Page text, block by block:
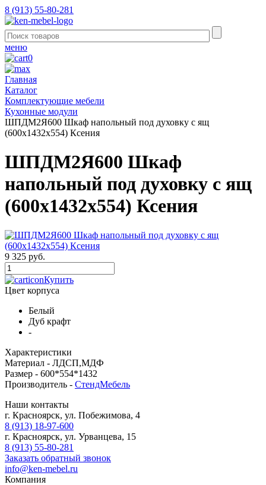
8 (913) 55-80-281
меню
0
Главная
Каталог
Комплектующие мебели
Кухонные модули
ШПДМ2Я600 Шкаф напольный под духовку с ящ
(600х1432х554) Ксения
ШПДМ2Я600 Шкаф
напольный под духовку с ящ
(600х1432х554) Ксения
9 325 руб.
Купить
Цвет корпуса
Белый
Дуб крафт
-
Характеристики
Материал - ЛДСП,МДФ
Размер - 600*554*1432
Производитель - СтендМебель
Наши контакты
г. Красноярск, ул. Побежимова, 4
8 (913) 18-97-600
г. Красноярск, ул. Урванцева, 15
8 (913) 55-80-281
Заказать обратный звонок
info@ken-mebel.ru
Компания